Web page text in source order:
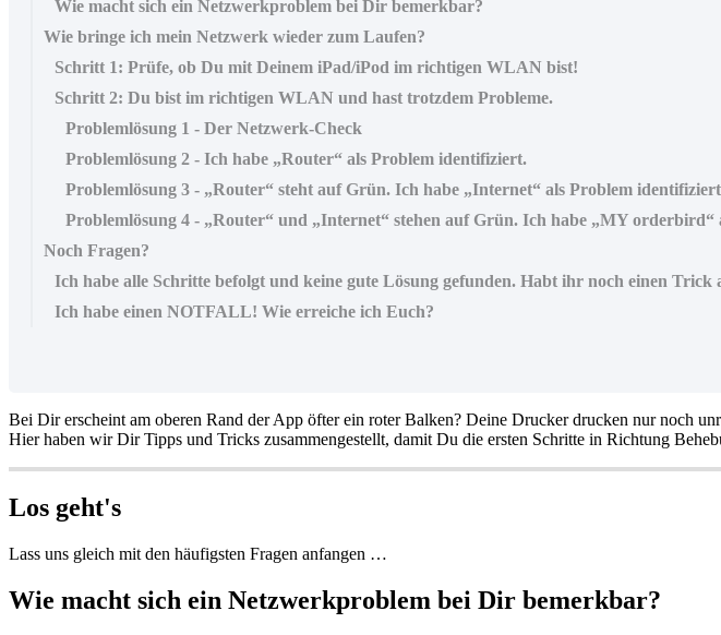
Wie macht sich ein Netzwerkproblem bei Dir bemerkbar?
Wie bringe ich mein Netzwerk wieder zum Laufen?
Schritt 1: Prüfe, ob Du mit Deinem iPad/iPod im richtigen WLAN bist!
Schritt 2: Du bist im richtigen WLAN und hast trotzdem Probleme.
Problemlösung 1 - Der Netzwerk-Check
Problemlösung 2 - Ich habe „Router“ als Problem identifiziert.
Problemlösung 3 - „Router“ steht auf Grün. Ich habe „Internet“ als Problem
Problemlösung 4 - „Router“ und „Internet“ stehen auf Grün. Ich habe „MY
Noch Fragen?
Ich habe alle Schritte befolgt und keine gute Lösung gefunden. Habt ihr noch einen Trick
Ich habe einen NOTFALL! Wie erreiche ich Euch?
Bei Dir erscheint am oberen Rand der App öfter ein roter Balken? Deine Drucker drucken nur noch
Hier haben wir Dir Tipps und Tricks zusammengestellt, damit Du die ersten Schritte in Richtung
Los geht's
Lass uns gleich mit den häufigsten Fragen anfangen …
Wie macht sich ein Netzwerkproblem bei Dir bemerkbar?